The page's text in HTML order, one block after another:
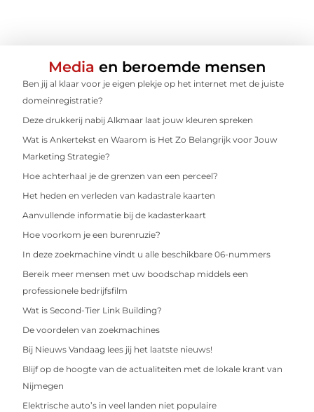
Media en beroemde mensen
Ben jij al klaar voor je eigen plekje op het internet met de juiste
domeinregistratie?
Deze drukkerij nabij Alkmaar laat jouw kleuren spreken
Wat is Ankertekst en Waarom is Het Zo Belangrijk voor Jouw
Marketing Strategie?
Hoe achterhaal je de grenzen van een perceel?
Het heden en verleden van kadastrale kaarten
Aanvullende informatie bij de kadasterkaart
Hoe voorkom je een burenruzie?
In deze zoekmachine vindt u alle beschikbare 06-nummers
Bereik meer mensen met uw boodschap middels een
professionele bedrijfsfilm
Wat is Second-Tier Link Building?
De voordelen van zoekmachines
Bij Nieuws Vandaag lees jij het laatste nieuws!
Blijf op de hoogte van de actualiteiten met de lokale krant van
Nijmegen
Elektrische auto’s in veel landen niet populaire